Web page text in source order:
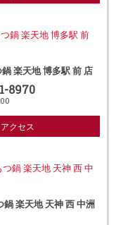
楽天地 博多駅 前 店
8970
クセス
鍋 楽天地 天神 西 中洲